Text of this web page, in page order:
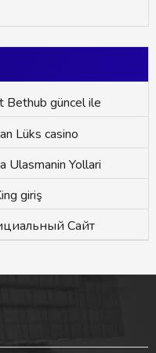
Bethub güncel ile
Lüks casino
Ulasmanin Yollari
giriş
Сайт